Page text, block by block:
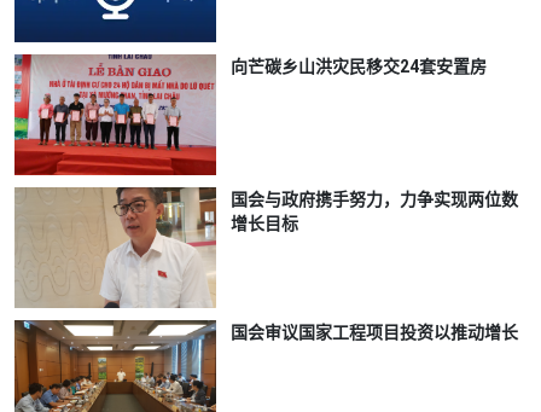
向芒碳乡山洪灾民移交24套安置房
国会与政府携手努力，力争实现两位数
增长目标
国会审议国家工程项目投资以推动增长